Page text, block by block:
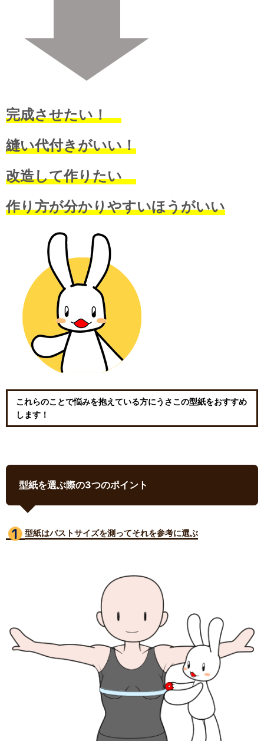
完成させたい！
縫い代付きがいい！
改造して作りたい
作り方が分かりやすいほうがいい
これらのことで悩みを抱えている方にうさこの型紙をおすすめ
します！
型紙を選ぶ際の3つのポイント
型紙はバストサイズを測ってそれを参考に選ぶ